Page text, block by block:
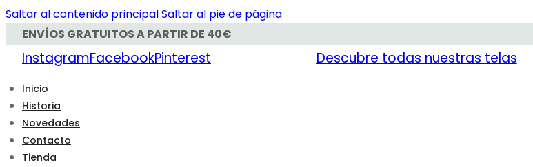
Saltar al contenido principalSaltar al pie de página
ENVÍOS GRATUITOS A PARTIR DE 40€
InstagramFacebookPinterest Descubre todas nuestras telas
Inicio
Historia
Novedades
Contacto
Tienda